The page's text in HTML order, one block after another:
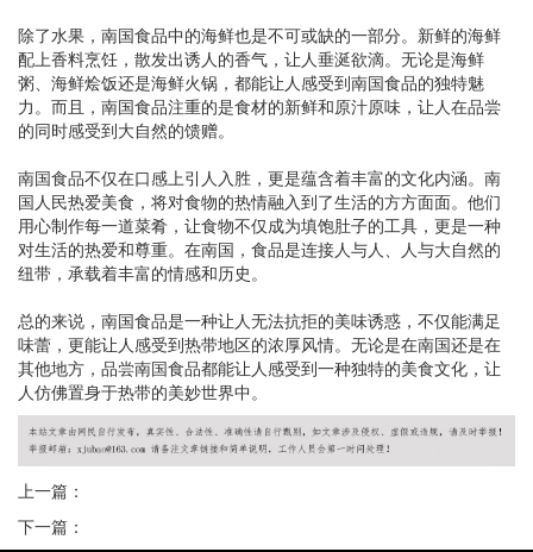
除了水果，南国食品中的海鲜也是不可或缺的一部分。新鲜的海鲜
配上香料烹饪，散发出诱人的香气，让人垂涎欲滴。无论是海鲜
粥、海鲜烩饭还是海鲜火锅，都能让人感受到南国食品的独特魅
力。而且，南国食品注重的是食材的新鲜和原汁原味，让人在品尝
的同时感受到大自然的馈赠。
南国食品不仅在口感上引人入胜，更是蕴含着丰富的文化内涵。南
国人民热爱美食，将对食物的热情融入到了生活的方方面面。他们
用心制作每一道菜肴，让食物不仅成为填饱肚子的工具，更是一种
对生活的热爱和尊重。在南国，食品是连接人与人、人与大自然的
纽带，承载着丰富的情感和历史。
总的来说，南国食品是一种让人无法抗拒的美味诱惑，不仅能满足
味蕾，更能让人感受到热带地区的浓厚风情。无论是在南国还是在
其他地方，品尝南国食品都能让人感受到一种独特的美食文化，让
人仿佛置身于热带的美妙世界中。
上一篇：
下一篇：